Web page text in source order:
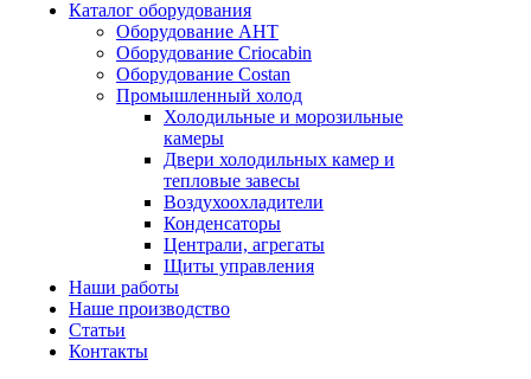
Каталог оборудования
Оборудование AHT
Оборудование Criocabin
Оборудование Costan
Промышленный холод
Холодильные и морозильные
камеры
Двери холодильных камер и
тепловые завесы
Воздухоохладители
Конденсаторы
Централи, агрегаты
Щиты управления
Наши работы
Наше производство
Статьи
Контакты